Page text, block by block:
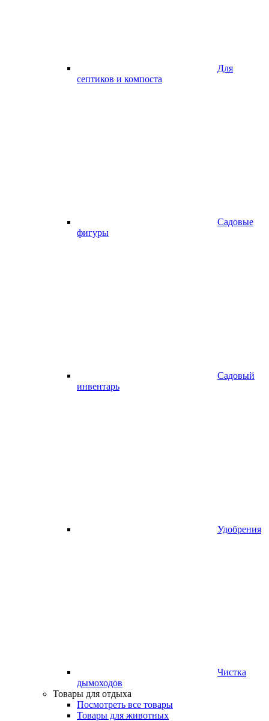
Для
септиков и компоста
Садовые
фигуры
Садовый
инвентарь
Удобрения
Чистка
дымоходов
Товары для отдыха
Посмотреть все товары
Товары для животных